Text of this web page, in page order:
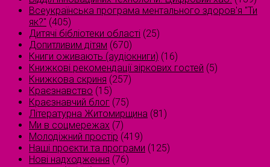
Всеукраїнська програма ментального здоров'я "Ти
як?" (405)
Дитячі бібліотеки області (25)
Допитливим дітям (670)
Книги оживають (аудіокниги) (16)
Книжкові рекомендації зіркових гостей (5)
Книжкова скриня (257)
Краєзнавство (15)
Краєзнавчий блог (75)
Літературна Житомирщина (81)
Ми в соцмережах (7)
Молодіжний простір (419)
Наші проєкти та програми (125)
Нові надходження (76)